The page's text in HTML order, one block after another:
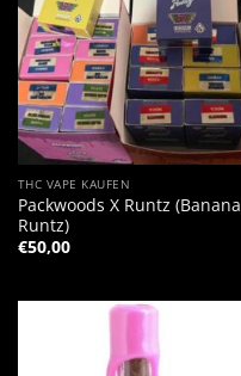
THC VAPE KAUFEN
Packwoods X Runtz (Banana
Runtz)
€50,00